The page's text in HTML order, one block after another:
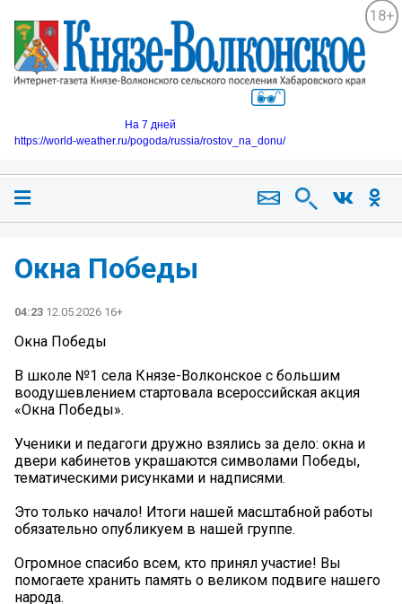
18+
На 7 дней
https://world-weather.ru/pogoda/russia/rostov_na_donu/
Окна Победы
04:23 12.05.2026 16+
Окна Победы
В школе №1 села Князе-Волконское с большим
воодушевлением стартовала всероссийская акция
«Окна Победы».
Ученики и педагоги дружно взялись за дело: окна и
двери кабинетов украшаются символами Победы,
тематическими рисунками и надписями.
Это только начало! Итоги нашей масштабной работы
обязательно опубликуем в нашей группе.
Огромное спасибо всем, кто принял участие! Вы
помогаете хранить память о великом подвиге нашего
народа.